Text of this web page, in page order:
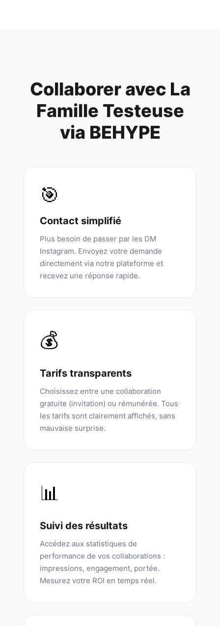
Collaborer avec La
Famille Testeuse
via BEHYPE
🎯
Contact simplifié
Plus besoin de passer par les DM
Instagram. Envoyez votre demande
directement via notre plateforme et
recevez une réponse rapide.
💰
Tarifs transparents
Choisissez entre une collaboration
gratuite (invitation) ou rémunérée. Tous
les tarifs sont clairement affichés, sans
mauvaise surprise.
📊
Suivi des résultats
Accédez aux statistiques de
performance de vos collaborations :
impressions, engagement, portée.
Mesurez votre ROI en temps réel.